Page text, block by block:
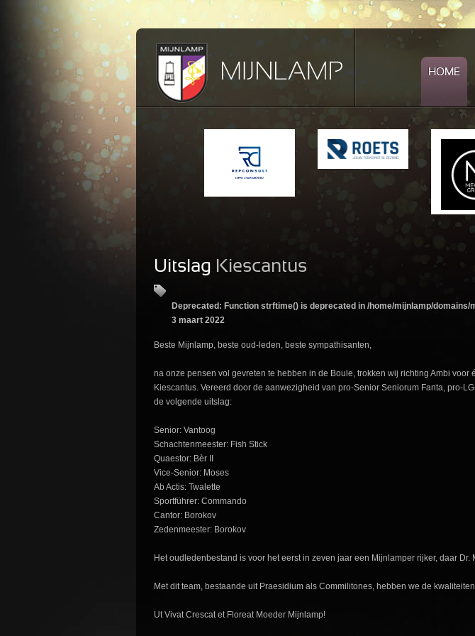
HOME
Uitslag Kiescantus
Deprecated : Function strftime() is deprecated in /home/mijnlamp/domains/
3 maart 2022
Beste Mijnlamp, beste oud-leden, beste sympathisanten,
na onze pensen vol gevreten te hebben in de Boule, trokken wij richting Ambi
Kiescantus. Vereerd door de aanwezigheid van pro-Senior Seniorum Fanta, pro-
de volgende uitslag:
Senior: Vantoog
Schachtenmeester: Fish Stick
Quaestor: Bèr II
Vice-Senior: Moses
Ab Actis: Twalette
Sportführer: Commando
Cantor: Borokov
Zedenmeester: Borokov
Het oudledenbestand is voor het eerst in zeven jaar een Mijnlamper rijker, daar
Met dit team, bestaande uit Praesidium als Commilitones, hebben we de
Ut Vivat Crescat et Floreat Moeder Mijnlamp!